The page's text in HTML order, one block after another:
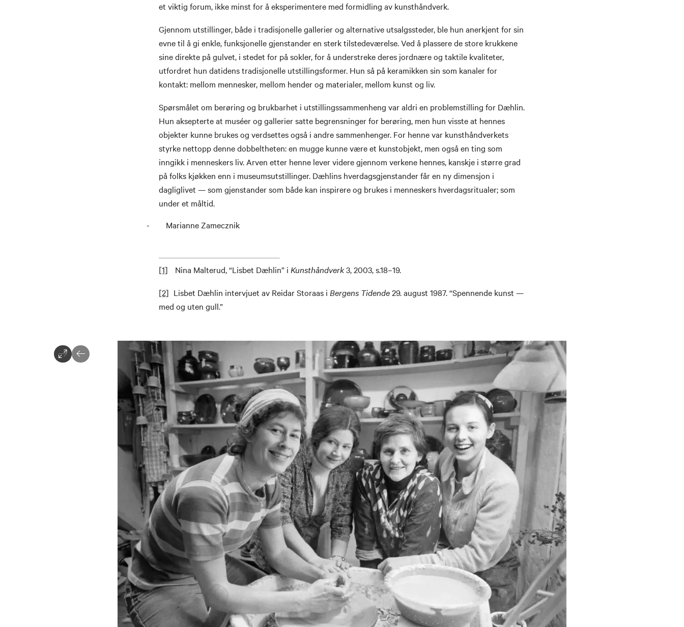
et viktig forum, ikke minst for å eksperimentere med formidling av kunsthåndverk.
Gjennom utstillinger, både i tradisjonelle gallerier og alternative utsalgssteder, ble hun anerkjent for sin
evne til å gi enkle, funksjonelle gjenstander en sterk tilstedeværelse. Ved å plassere de store krukkene
sine direkte på gulvet, i stedet for på sokler, for å understreke deres jordnære og taktile kvaliteter,
utfordret hun datidens tradisjonelle utstillingsformer. Hun så på keramikken sin som kanaler for
kontakt: mellom mennesker, mellom hender og materialer, mellom kunst og liv.
Spørsmålet om berøring og brukbarhet i utstillingssammenheng var aldri en problemstilling for Dæhlin.
Hun aksepterte at muséer og gallerier satte begrensninger for berøring, men hun visste at hennes
objekter kunne brukes og verdsettes også i andre sammenhenger. For henne var kunsthåndverkets
styrke nettopp denne dobbeltheten: en mugge kunne være et kunstobjekt, men også en ting som
inngikk i menneskers liv. Arven etter henne lever videre gjennom verkene hennes, kanskje i større grad
på folks kjøkken enn i museumsutstillinger. Dæhlins hverdagsgjenstander får en ny dimensjon i
dagliglivet — som gjenstander som både kan inspirere og brukes i menneskers hverdagsritualer; som
under et måltid.
- Marianne Zamecznik
[1] Nina Malterud, “Lisbet Dæhlin” i Kunsthåndverk3, 2003, s.18–19.
[2] Lisbet Dæhlin intervjuet av Reidar Storaas i Bergens Tidende29. august 1987. “Spennende kunst —
med og uten gull.”